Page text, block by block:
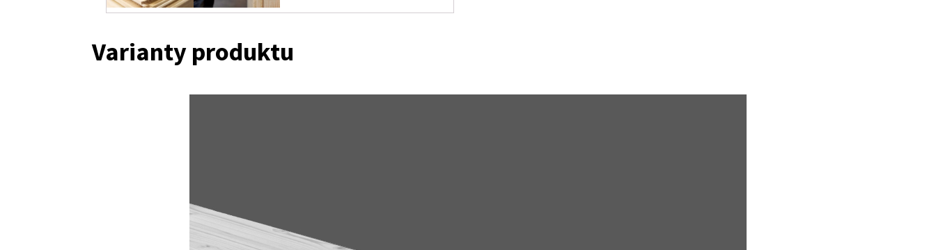
Varianty produktu